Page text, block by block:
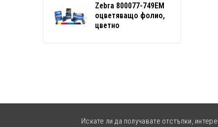
Zebra 800077-749EM
оцветяващо фолио,
цветно
Искате ли да получавате отстъпки,